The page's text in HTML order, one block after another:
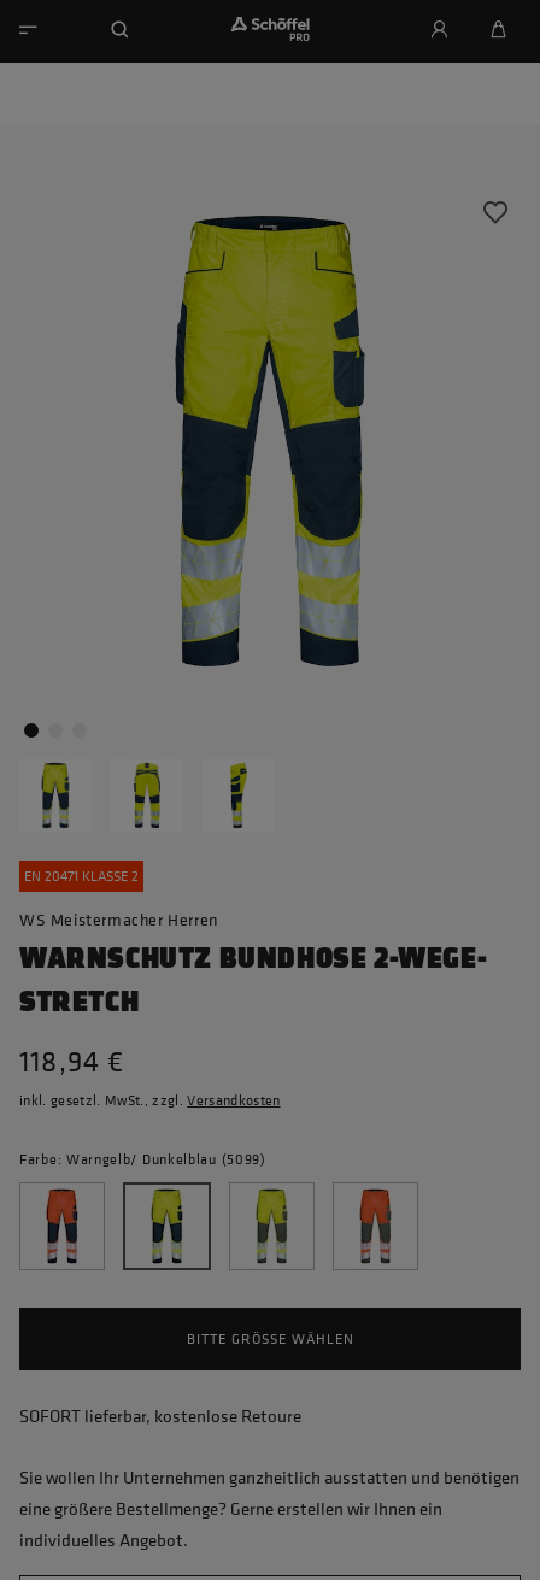
EN 20471 KLASSE 2
WS Meistermacher Herren
WARNSCHUTZ BUNDHOSE 2-WEGE-
STRETCH
118,94 €
inkl. gesetzl. MwSt., zzgl.Versandkosten
Farbe: Warngelb/ Dunkelblau (5099)
BITTE GRÖSSE WÄHLEN
SOFORT lieferbar, kostenlose Retoure
Sie wollen Ihr Unternehmen ganzheitlich ausstatten und benötigen
eine größere Bestellmenge? Gerne erstellen wir Ihnen ein
individuelles Angebot.